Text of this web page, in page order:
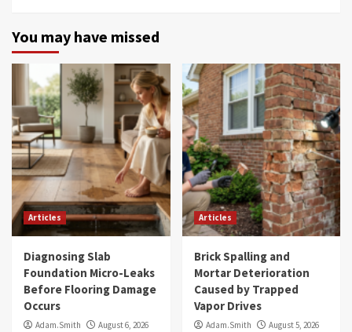
You may have missed
Articles
Diagnosing Slab
Foundation Micro-Leaks
Before Flooring Damage
Occurs
Adam.Smith
August 6, 2026
Articles
Brick Spalling and
Mortar Deterioration
Caused by Trapped
Vapor Drives
Adam.Smith
August 5, 2026